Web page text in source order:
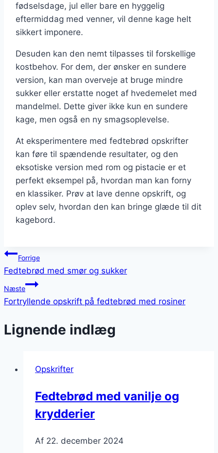
fødselsdage, jul eller bare en hyggelig
eftermiddag med venner, vil denne kage helt
sikkert imponere.
Desuden kan den nemt tilpasses til forskellige
kostbehov. For dem, der ønsker en sundere
version, kan man overveje at bruge mindre
sukker eller erstatte noget af hvedemelet med
mandelmel. Dette giver ikke kun en sundere
kage, men også en ny smagsoplevelse.
At eksperimentere med fedtebrød opskrifter
kan føre til spændende resultater, og den
eksotiske version med rom og pistacie er et
perfekt eksempel på, hvordan man kan forny
en klassiker. Prøv at lave denne opskrift, og
oplev selv, hvordan den kan bringe glæde til dit
kagebord.
Indlægsnavigation
Forrige
Fedtebrød med smør og sukker
Næste
Fortryllende opskrift på fedtebrød med rosiner
Lignende indlæg
Opskrifter
Fedtebrød med vanilje og
krydderier
Af 22. december 2024